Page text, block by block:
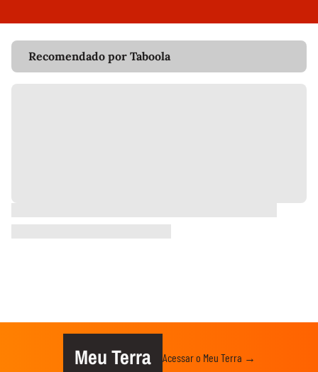
Recomendado por Taboola
Meu Terra Acessar o Meu Terra →